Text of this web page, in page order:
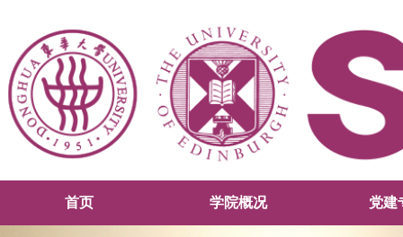
首页 学院概况 党建